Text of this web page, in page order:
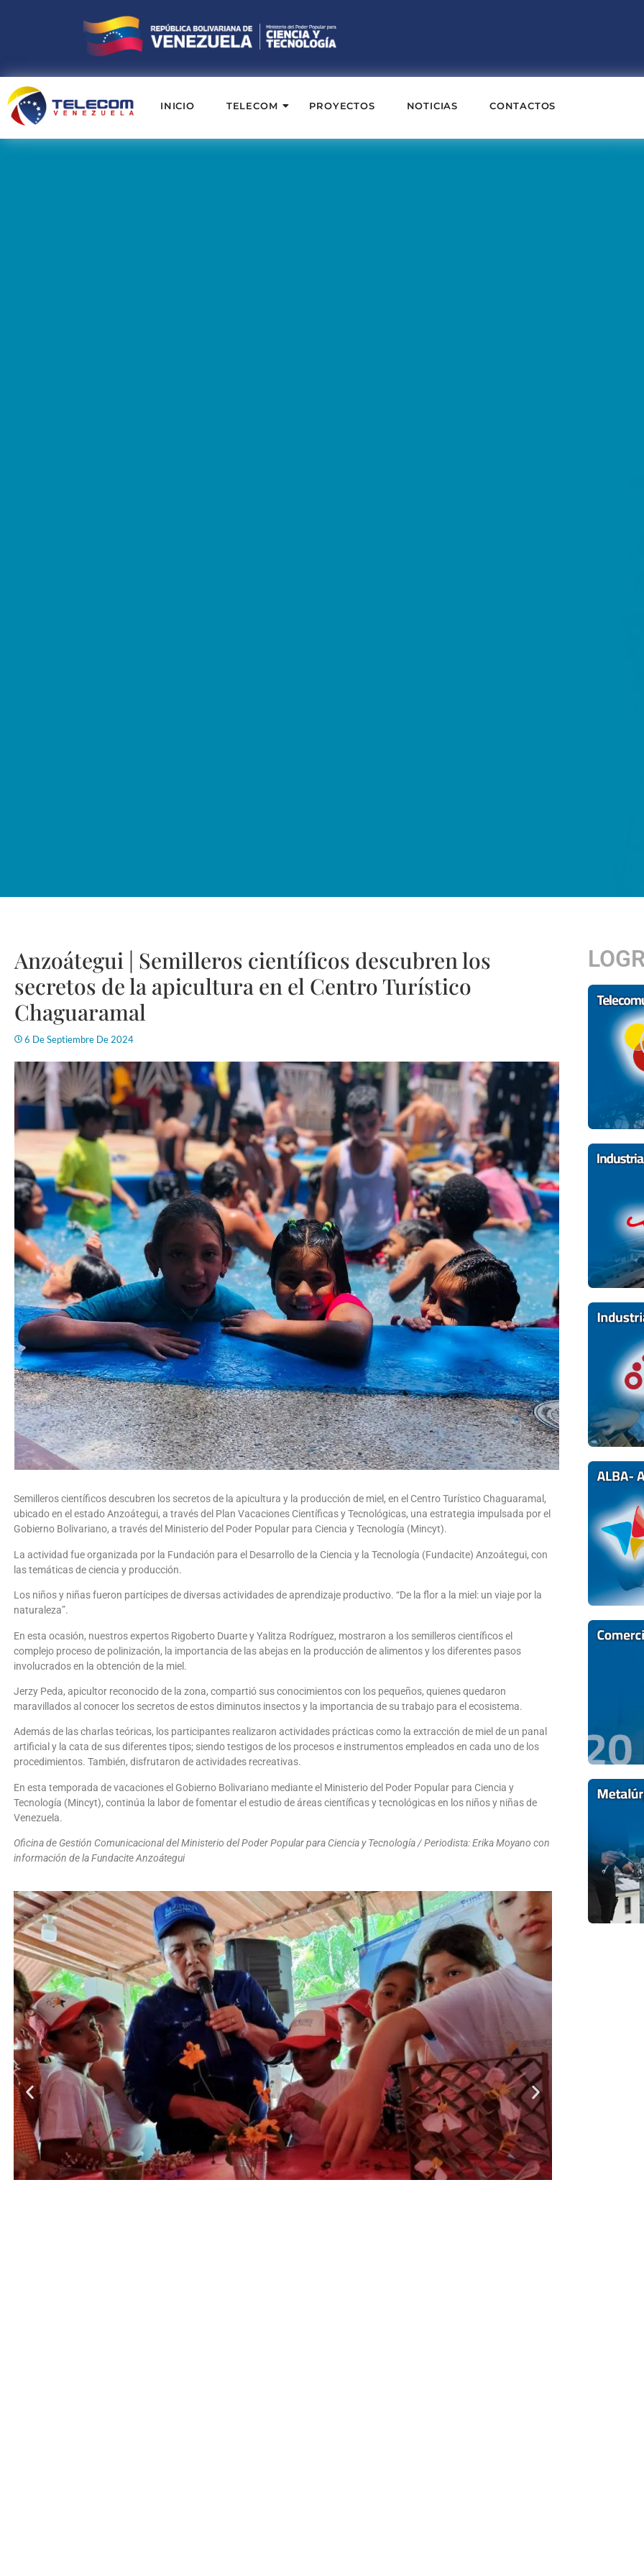
INICIO TELECOM PROYECTOS NOTICIAS CONTACTOS
Anzoátegui | Semilleros científicos descubren los
secretos de la apicultura en el Centro Turístico
Chaguaramal
6 De Septiembre De 2024
Semilleros científicos descubren los secretos de la apicultura y la producción de miel, en el Centro Turístico Chaguaramal,
ubicado en el estado Anzoátegui, a través del Plan Vacaciones Científicas y Tecnológicas, una estrategia impulsada por el
Gobierno Bolivariano, a través del Ministerio del Poder Popular para Ciencia y Tecnología (Mincyt).
La actividad fue organizada por la Fundación para el Desarrollo de la Ciencia y la Tecnología (Fundacite) Anzoátegui, con
las temáticas de ciencia y producción.
Los niños y niñas fueron partícipes de diversas actividades de aprendizaje productivo. “De la flor a la miel: un viaje por la
naturaleza”.
En esta ocasión, nuestros expertos Rigoberto Duarte y Yalitza Rodríguez, mostraron a los semilleros científicos el
complejo proceso de polinización, la importancia de las abejas en la producción de alimentos y los diferentes pasos
involucrados en la obtención de la miel.
Jerzy Peda, apicultor reconocido de la zona, compartió sus conocimientos con los pequeños, quienes quedaron
maravillados al conocer los secretos de estos diminutos insectos y la importancia de su trabajo para el ecosistema.
Además de las charlas teóricas, los participantes realizaron actividades prácticas como la extracción de miel de un panal
artificial y la cata de sus diferentes tipos; siendo testigos de los procesos e instrumentos empleados en cada uno de los
procedimientos. También, disfrutaron de actividades recreativas.
En esta temporada de vacaciones el Gobierno Bolivariano mediante el Ministerio del Poder Popular para Ciencia y
Tecnología (Mincyt), continúa la labor de fomentar el estudio de áreas científicas y tecnológicas en los niños y niñas de
Venezuela.
Oficina de Gestión Comunicacional del Ministerio del Poder Popular para Ciencia y Tecnología / Periodista: Erika Moyano con
información de la Fundacite Anzoátegui